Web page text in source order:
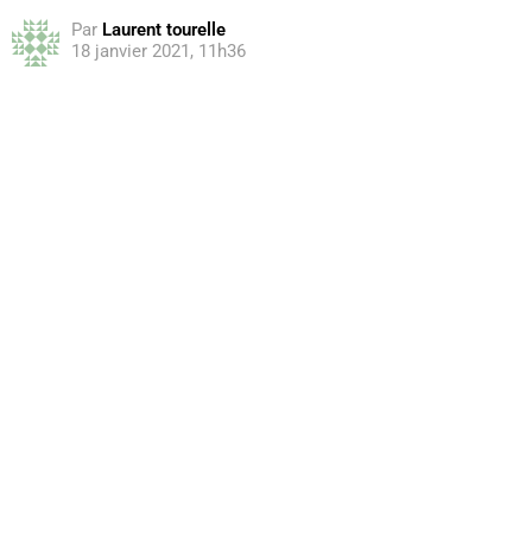
Par Laurent tourelle
18 janvier 2021, 11h36